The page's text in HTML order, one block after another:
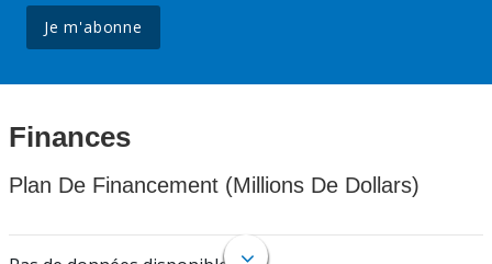
Je m'abonne
Finances
Plan De Financement (Millions De Dollars)